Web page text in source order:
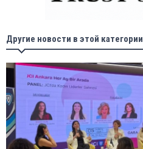
Другие новости в этой категории